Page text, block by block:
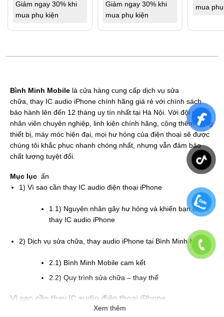
Giảm ngay 30% khi
mua phụ kiện
Giảm ngay 30% khi
mua phụ kiện
mua
Bình Minh Mobilelà cửa hàng cung cấp dịch vụ sửa
chữa, thay IC audio iPhone chính hãng giá rẻ với chính sách
bảo hành lên đến 12 tháng uy tín nhất tại Hà Nội. Với đội ngũ
nhân viên chuyên nghiệp, linh kiện chính hãng, cộng thêm trang
thiết bị, máy móc hiện đại, mọi hư hỏng của điện thoại sẽ được
chúng tôi khắc phục nhanh chóng nhất, nhưng vẫn đảm bảo
chất lượng tuyệt đối.
Mục lục ẩn
1) Vì sao cần thay IC audio điện thoại iPhone
1.1) Nguyên nhân gây hư hỏng và khiến bạn cần
thay IC audio iPhone
2) Dịch vụ sửa chữa, thay audio iPhone tại Bình Minh Mobile
2.1) Bình Minh Mobile cam kết
2.2) Quy trình sửa chữa – thay thế
Vì sao cần thay IC audio điện thoại iPhone
Xem thêm